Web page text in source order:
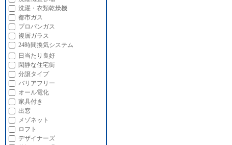
洗濯・衣類乾燥機
都市ガス
プロパンガス
複層ガラス
24時間換気システム
日当たり良好
閑静な住宅街
分譲タイプ
バリアフリー
オール電化
家具付き
出窓
メゾネット
ロフト
デザイナーズ